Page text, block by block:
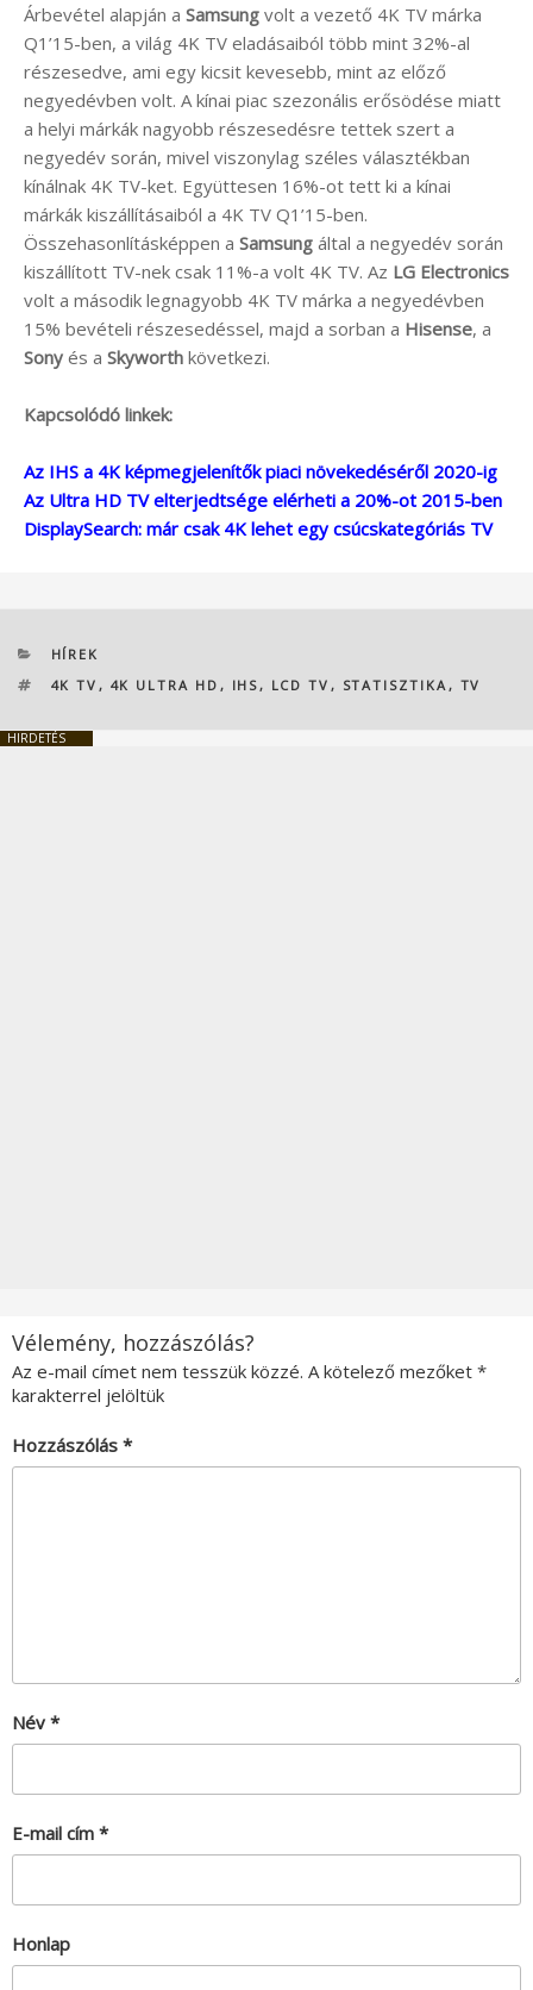
Árbevétel alapján a Samsung volt a vezető 4K TV márka
Q1’15-ben, a világ 4K TV eladásaiból több mint 32%-al
részesedve, ami egy kicsit kevesebb, mint az előző
negyedévben volt. A kínai piac szezonális erősödése miatt
a helyi márkák nagyobb részesedésre tettek szert a
negyedév során, mivel viszonylag széles választékban
kínálnak 4K TV-ket. Együttesen 16%-ot tett ki a kínai
márkák kiszállításaiból a 4K TV Q1’15-ben.
Összehasonlításképpen a Samsung által a negyedév során
kiszállított TV-nek csak 11%-a volt 4K TV. Az LG Electronics
volt a második legnagyobb 4K TV márka a negyedévben
15% bevételi részesedéssel, majd a sorban a Hisense, a
Sony és a Skyworth következi.
Kapcsolódó linkek:
Az IHS a 4K képmegjelenítők piaci növekedéséről 2020-ig
Az Ultra HD TV elterjedtsége elérheti a 20%-ot 2015-ben
DisplaySearch: már csak 4K lehet egy csúcskategóriás TV
KATEGÓRIÁK
HÍREK
CÍMKÉK
4K TV , 4K ULTRA HD , IHS, LCD TV , STATISZTIKA, TV
HIRDETÉS
Vélemény, hozzászólás?
Az e-mail címet nem tesszük közzé. A kötelező mezőket *
karakterrel jelöltük
Hozzászólás *
Név *
E-mail cím *
Honlap